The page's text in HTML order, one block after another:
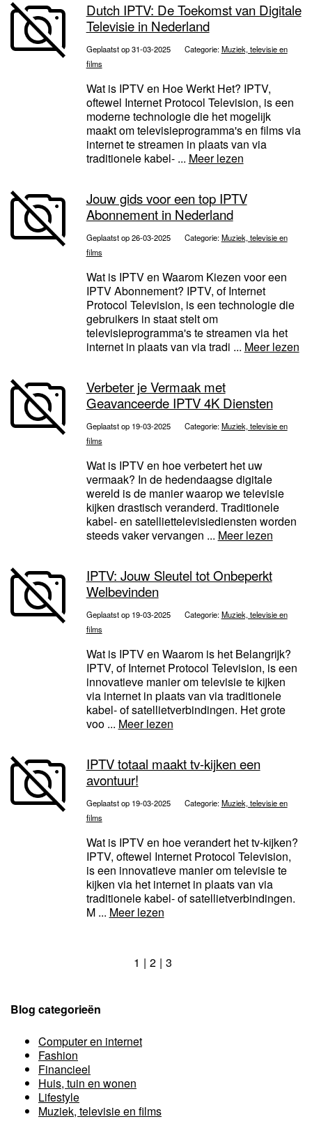
Dutch IPTV: De Toekomst van Digitale
Televisie in Nederland
Geplaatst op 31-03-2025 Categorie:Muziek, televisie en
films
Wat is IPTV en Hoe Werkt Het? IPTV,
oftewel Internet Protocol Television, is een
moderne technologie die het mogelijk
maakt om televisieprogramma's en films via
internet te streamen in plaats van via
traditionele kabel- ... Meer lezen
Jouw gids voor een top IPTV
Abonnement in Nederland
Geplaatst op 26-03-2025 Categorie:Muziek, televisie en
films
Wat is IPTV en Waarom Kiezen voor een
IPTV Abonnement? IPTV, of Internet
Protocol Television, is een technologie die
gebruikers in staat stelt om
televisieprogramma's te streamen via het
internet in plaats van via tradi ... Meer lezen
Verbeter je Vermaak met
Geavanceerde IPTV 4K Diensten
Geplaatst op 19-03-2025 Categorie:Muziek, televisie en
films
Wat is IPTV en hoe verbetert het uw
vermaak? In de hedendaagse digitale
wereld is de manier waarop we televisie
kijken drastisch veranderd. Traditionele
kabel- en satelliettelevisiediensten worden
steeds vaker vervangen ... Meer lezen
IPTV: Jouw Sleutel tot Onbeperkt
Welbevinden
Geplaatst op 19-03-2025 Categorie:Muziek, televisie en
films
Wat is IPTV en Waarom is het Belangrijk?
IPTV, of Internet Protocol Television, is een
innovatieve manier om televisie te kijken
via internet in plaats van via traditionele
kabel- of satellietverbindingen. Het grote
voo ... Meer lezen
IPTV totaal maakt tv-kijken een
avontuur!
Geplaatst op 19-03-2025 Categorie:Muziek, televisie en
films
Wat is IPTV en hoe verandert het tv-kijken?
IPTV, oftewel Internet Protocol Television,
is een innovatieve manier om televisie te
kijken via het internet in plaats van via
traditionele kabel- of satellietverbindingen.
M ... Meer lezen
1 2 3
Blog categorieën
Computer en internet
Fashion
Financieel
Huis, tuin en wonen
Lifestyle
Muziek, televisie en films